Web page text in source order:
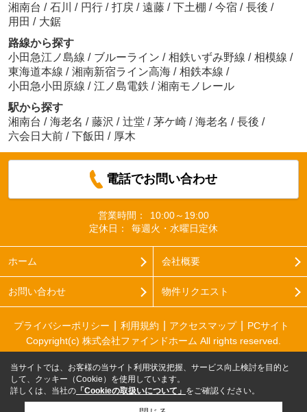
湘南台 / 石川 / 円行 / 打戻 / 遠藤 / 下土棚 / 今宿 / 長後 /
用田 / 大鋸
路線から探す
小田急江ノ島線 / ブルーライン / 相鉄いずみ野線 / 相模線 /
東海道本線 / 湘南新宿ライン高海 / 相鉄本線 /
小田急小田原線 / 江ノ島電鉄 / 湘南モノレール
駅から探す
湘南台 / 海老名 / 藤沢 / 辻堂 / 茅ケ崎 / 海老名 / 長後 /
六会日大前 / 下飯田 / 厚木
電話でお問い合わせ
営業時間：
10:00～19:00
定休日：
毎週火・水曜日定休
ホーム 会社概要
お問い合わせ 物件リクエスト
プライバシーポリシー 利用規約 アクセスマップ
PCサイト
Copyright(c) 株式会社ファインドホーム All rights reserved.
当サイトでは、お客様の当サイト利用状況把握、サービス向上検討を目的と
して、クッキー（Cookie）を使用しています。
詳しくは、当社の 「Cookieの取扱いについて」 をご確認ください。